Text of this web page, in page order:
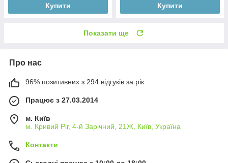
Купити Купити
Показати ще
Про нас
96% позитивних з 294 відгуків за рік
Працює з 27.03.2014
м. Київ
м. Кривий Ріг, 4-й Зарічний, 21Ж, Київ, Україна
Контакти